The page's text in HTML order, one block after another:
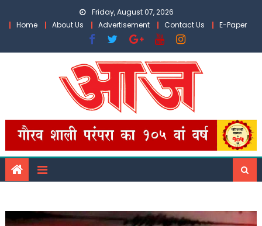
Friday, August 07, 2026
Home
About Us Advertisement Contact Us E-Paper